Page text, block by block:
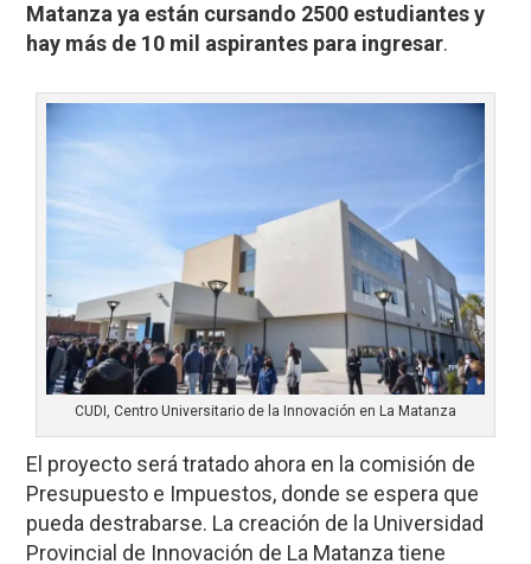
Matanza ya están cursando 2500 estudiantes y
hay más de 10 mil aspirantes para ingresar.
CUDI, Centro Universitario de la Innovación en La Matanza
El proyecto será tratado ahora en la comisión de
Presupuesto e Impuestos, donde se espera que
pueda destrabarse. La creación de la Universidad
Provincial de Innovación de La Matanza tiene